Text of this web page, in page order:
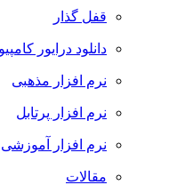
قفل گذار
دانلود درایور
نرم افزار مذهبی
نرم افزار پرتابل
نرم افزار آموزشی
مقالات